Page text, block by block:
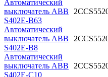
Автоматический
выключатель ABB
S402E-B63
Автоматический
выключатель ABB
S402E-B8
Автоматический
выключатель ABB
S402E-C10